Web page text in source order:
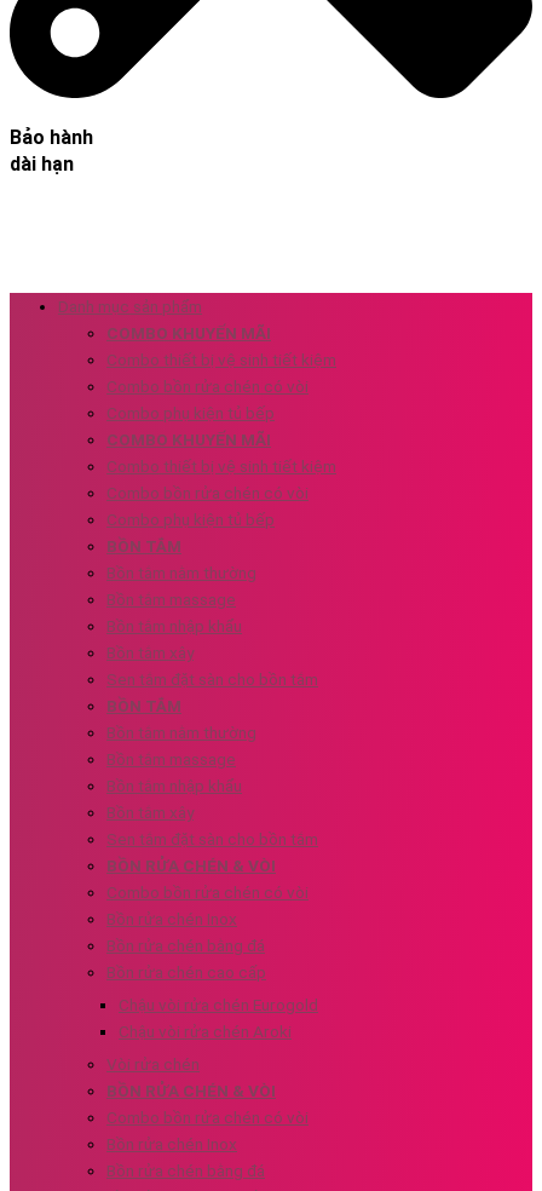
Bảo hành
dài hạn
Danh mục sản phẩm
COMBO KHUYẾN MÃI
Combo thiết bị vệ sinh tiết kiệm
Combo bồn rửa chén có vòi
Combo phụ kiện tủ bếp
COMBO KHUYẾN MÃI
Combo thiết bị vệ sinh tiết kiệm
Combo bồn rửa chén có vòi
Combo phụ kiện tủ bếp
BỒN TẮM
Bồn tắm nằm thường
Bồn tắm massage
Bồn tắm nhập khẩu
Bồn tắm xây
Sen tắm đặt sàn cho bồn tắm
BỒN TẮM
Bồn tắm nằm thường
Bồn tắm massage
Bồn tắm nhập khẩu
Bồn tắm xây
Sen tắm đặt sàn cho bồn tắm
BỒN RỬA CHÉN & VÒI
Combo bồn rửa chén có vòi
Bồn rửa chén Inox
Bồn rửa chén bằng đá
Bồn rửa chén cao cấp
Chậu vòi rửa chén Eurogold
Chậu vòi rửa chén Aroki
Vòi rửa chén
BỒN RỬA CHÉN & VÒI
Combo bồn rửa chén có vòi
Bồn rửa chén Inox
Bồn rửa chén bằng đá